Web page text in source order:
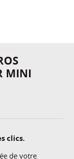
MINI
clics.
de votre